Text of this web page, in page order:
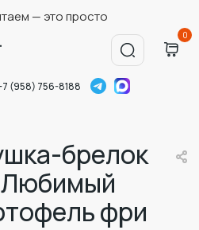
— это просто
0
(958) 756-8188
брелок
фри